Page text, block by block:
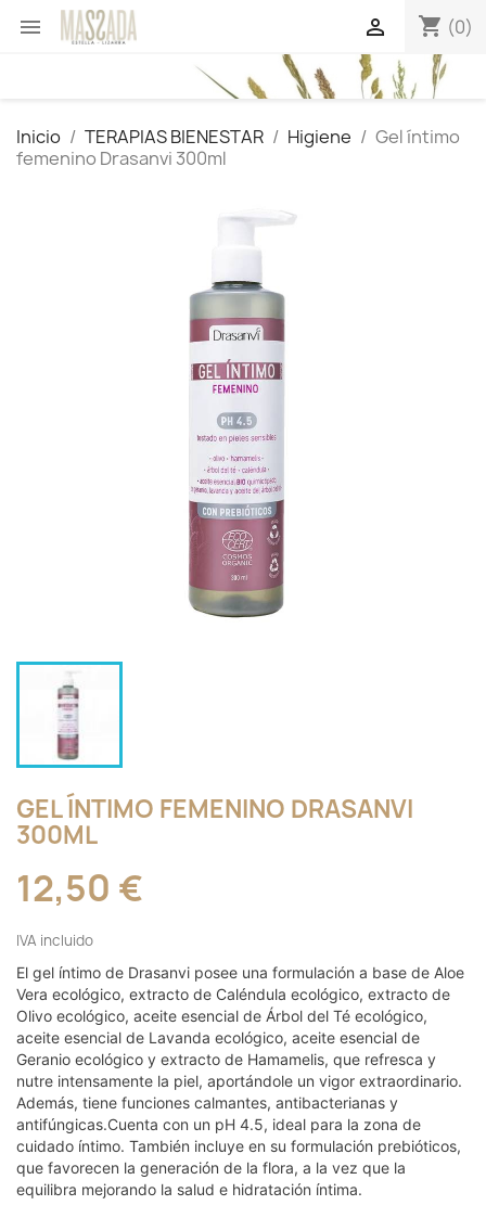
 shopping_cart (0)

Inicio TERAPIAS BIENESTAR Higiene
Gel íntimo
femenino Drasanvi 300ml
GEL ÍNTIMO FEMENINO DRASANVI
300ML
12,50 €
IVA incluido
El gel íntimo de Drasanvi posee una formulación a base de Aloe
Vera ecológico, extracto de Caléndula ecológico, extracto de
Olivo ecológico, aceite esencial de Árbol del Té ecológico,
aceite esencial de Lavanda ecológico, aceite esencial de
Geranio ecológico y extracto de Hamamelis, que refresca y
nutre intensamente la piel, aportándole un vigor extraordinario.
Además, tiene funciones calmantes, antibacterianas y
antifúngicas.Cuenta con un pH 4.5, ideal para la zona de
cuidado íntimo. También incluye en su formulación prebióticos,
que favorecen la generación de la flora, a la vez que la
equilibra mejorando la salud e hidratación íntima.